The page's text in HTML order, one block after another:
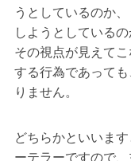
うとしているのか
しようとしている
その視点が見えて
する行為であって
りません。
どちらかといいま
ーテラーですので